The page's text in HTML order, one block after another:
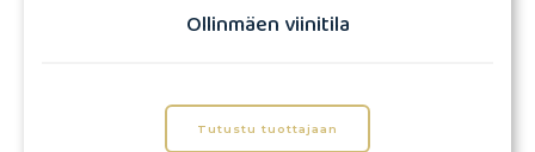
Ollinmäen viinitila
Tutustu tuottajaan